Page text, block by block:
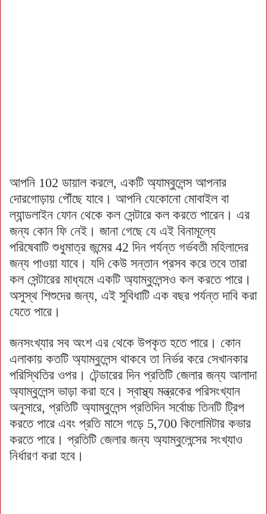
আপনি 102 ডায়াল করলে, একটি অ্যাম্বুলেন্স আপনার
দোরগোড়ায় পৌঁছে যাবে। আপনি যেকোনো মোবাইল বা
ল্যান্ডলাইন ফোন থেকে কল সেন্টারে কল করতে পারেন। এর
জন্য কোন ফি নেই। জানা গেছে যে এই বিনামূল্যে
পরিষেবাটি শুধুমাত্র জন্মের 42 দিন পর্যন্ত গর্ভবতী মহিলাদের
জন্য পাওয়া যাবে। যদি কেউ সন্তান প্রসব করে তবে তারা
কল সেন্টারের মাধ্যমে একটি অ্যাম্বুলেন্সও কল করতে পারে।
অসুস্থ শিশুদের জন্য, এই সুবিধাটি এক বছর পর্যন্ত দাবি করা
যেতে পারে।
জনসংখ্যার সব অংশ এর থেকে উপকৃত হতে পারে। কোন
এলাকায় কতটি অ্যাম্বুলেন্স থাকবে তা নির্ভর করে সেখানকার
পরিস্থিতির ওপর। টেন্ডারের দিন প্রতিটি জেলার জন্য আলাদা
অ্যাম্বুলেন্স ভাড়া করা হবে। স্বাস্থ্য মন্ত্রকের পরিসংখ্যান
অনুসারে, প্রতিটি অ্যাম্বুলেন্স প্রতিদিন সর্বোচ্চ তিনটি ট্রিপ
করতে পারে এবং প্রতি মাসে গড়ে 5,700 কিলোমিটার কভার
করতে পারে। প্রতিটি জেলার জন্য অ্যাম্বুলেন্সের সংখ্যাও
নির্ধারণ করা হবে।